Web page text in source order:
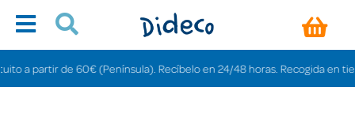
partir de 60€ (Península). Recíbelo en 24/48 horas. Recogida en